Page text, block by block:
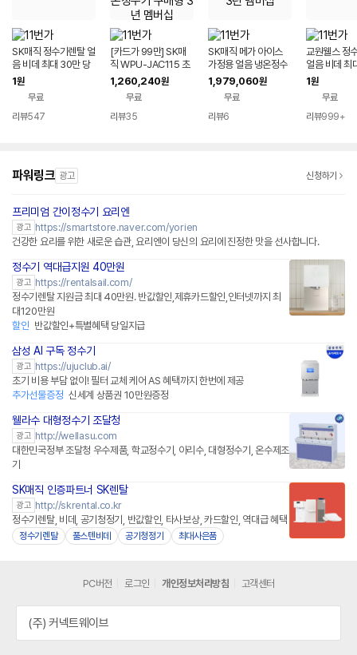
SK매직 정수기렌탈 얼
음 비데 최대 30만 당
일지급+렌탈료 반값
1원
무료
리뷰547
[카드가 99만] SK매
직 WPU-JAC115 초
소형 플러스 가정용 직
수 냉온정수기 구매형
3년 멤버십
1,260,240원
무료
리뷰35
SK매직 메가 아이스
가정용 얼음 냉온정수
기 WPU-IAC506S
구매형 3년 멤버십
1,979,060원
무료
리뷰6
교원웰스 정
얼음 비데 최
당일지급+렌
1원
무료
리뷰999+
파워링크 광고 신청하기
프리미엄 간이정수기 요리엔
광고 https://smartstore.naver.com/yorien
건강한 요리를 위한 새로운 습관, 요리엔이 당신의 요리에 진정한 맛을 선사합니다.
정수기 역대급지원 40만원
광고 https://rentalsail.com/
정수기렌탈 지원금 최대 40만원. 반값할인,제휴카드할인,인터넷까지 최
대120만원
할인 반값할인+특별혜택 당일지급
삼성 AI 구독 정수기
광고 https://ujuclub.ai/
초기 비용 부담 없이! 필터 교체 케어 AS 혜택까지 한번에 제공
추가선물증정 신세계 상품권 10만원증정
웰라수 대형정수기 조달청
광고 http://wellasu.com
대한민국정부 조달청 우수제품, 학교정수기, 아리수, 대형정수기, 온수제조
기
SK매직 인증파트너 SK렌탈
광고 http://skrental.co.kr
정수기렌탈, 비데, 공기청정기, 반값할인, 타사보상, 카드할인, 역대급 혜택
정수기렌탈 풀스텐비데 공기청정기 최대사은품
PC버전 로그인 개인정보처리방침 고객센터
(주) 커넥트웨이브